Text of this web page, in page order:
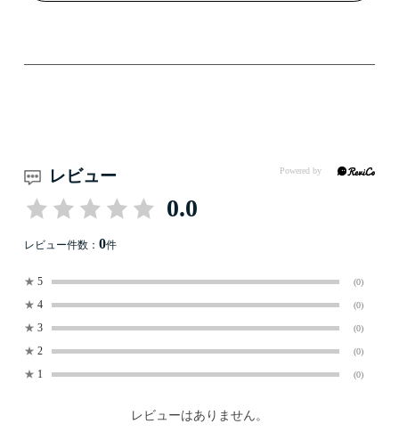
レビュー
0.0
レビュー件数： 0件
★ 5 (0)
★ 4 (0)
★ 3 (0)
★ 2 (0)
★ 1 (0)
レビューはありません。